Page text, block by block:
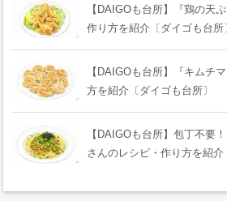
【DAIGOも台所】『鶏の天
作り方を紹介〔ダイゴも台所
【DAIGOも台所】『キムチ
方を紹介〔ダイゴも台所〕
【DAIGOも台所】包丁不要
さんのレシピ・作り方を紹介